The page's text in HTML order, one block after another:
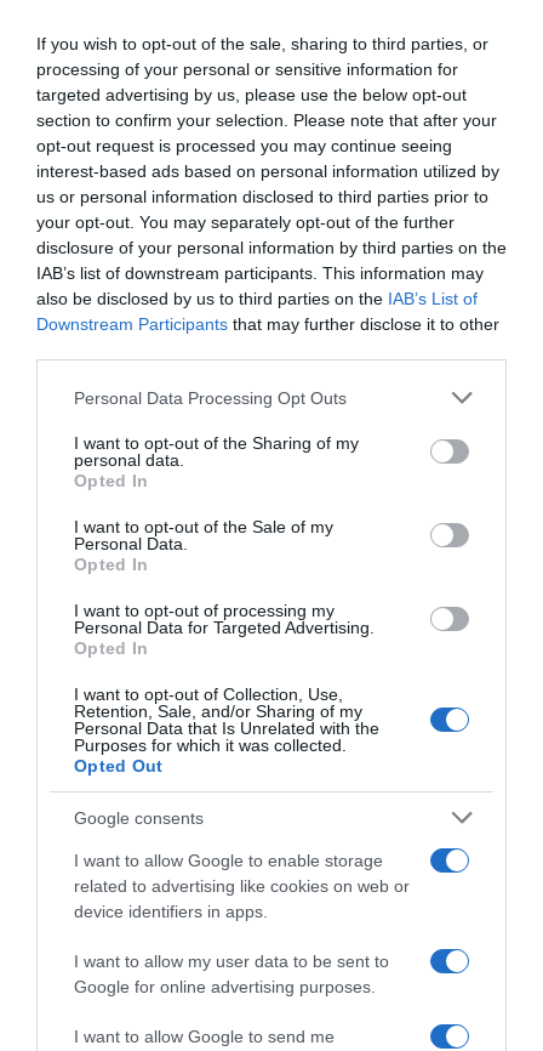
If you wish to opt-out of the sale, sharing to third parties, or
processing of your personal or sensitive information for
targeted advertising by us, please use the below opt-out
section to confirm your selection. Please note that after your
opt-out request is processed you may continue seeing
interest-based ads based on personal information utilized by
us or personal information disclosed to third parties prior to
your opt-out. You may separately opt-out of the further
disclosure of your personal information by third parties on the
IAB’s list of downstream participants. This information may
also be disclosed by us to third parties on the IAB’s List of
Downstream Participants that may further disclose it to other
Please note that this website/app uses one or more Google
not limited to your visit or usage behaviour. You may click to
grant or deny consent to Google and its third-party tags to
use your data for below specified purposes in below Google
consent section.
Personal Data Processing Opt Outs
I want to opt-out of the Sharing of my
personal data.
Opted In
I want to opt-out of the Sale of my
Personal Data.
Opted In
I want to opt-out of processing my
Personal Data for Targeted Advertising.
Opted In
I want to opt-out of Collection, Use,
Retention, Sale, and/or Sharing of my
Personal Data that Is Unrelated with the
Purposes for which it was collected.
Opted Out
Google consents
I want to allow Google to enable storage
related to advertising like cookies on web or
device identifiers in apps.
I want to allow my user data to be sent to
Google for online advertising purposes.
I want to allow Google to send me
Αδιανόητη καταγγελία – Καθηγητής
ασέλγησε σε 11χρονη μαθήτρια – Η κοπέλα
προσπάθησε να αυτοκτονήσει (vid)
ΔΙΑΦΗΜΙΣΗ
4 διάσημες Ελληνίδες που μετά το διαζύγιο
“γύρισαν” νέα σελίδα στην προσωπική
τους ζωή!
πηγή στην Google
και μάθετε πρώτοι όλες τις ειδήσεις
Share
ΑΣΘΜΑ ΕΜΒΟΛΙΟ ΚΟΡΟΝΟΙΟΥ ΕΡΕΥΝΑ
ΚΟΡΟΝΟΙΟΣ